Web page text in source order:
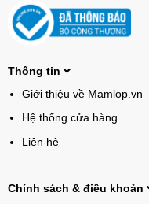
Thông tin
Giới thiệu về Mamlop.vn
Hệ thống cửa hàng
Liên hệ
Chính sách & điều khoản